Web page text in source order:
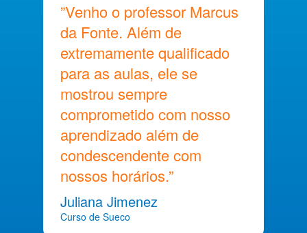
”Venho o professor Marcus
da Fonte. Além de
extremamente qualificado
para as aulas, ele se
mostrou sempre
comprometido com nosso
aprendizado além de
condescendente com
nossos horários.”
Juliana Jimenez
Curso de Sueco